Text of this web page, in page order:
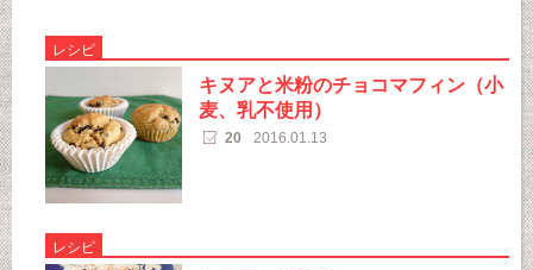
レシピ
キヌアと米粉のチョコマフィン（小
麦、乳不使用）
20 2016.01.13
レシピ